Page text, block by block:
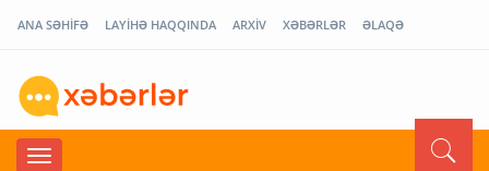
ANA SƏHİFƏ LAYİHƏ HAQQINDA ARXİV XƏBƏRLƏR ƏLAQƏ